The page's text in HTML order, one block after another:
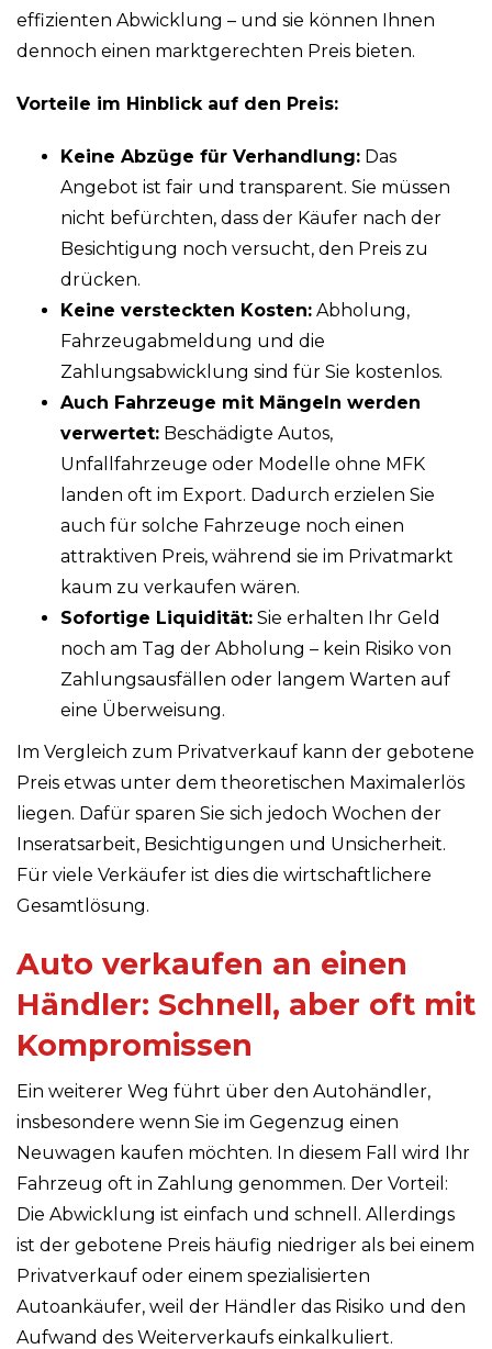
effizienten Abwicklung – und sie können Ihnen
dennoch einen marktgerechten Preis bieten.
Vorteile im Hinblick auf den Preis:
Keine Abzüge für Verhandlung: Das
Angebot ist fair und transparent. Sie müssen
nicht befürchten, dass der Käufer nach der
Besichtigung noch versucht, den Preis zu
drücken.
Keine versteckten Kosten: Abholung,
Fahrzeugabmeldung und die
Zahlungsabwicklung sind für Sie kostenlos.
Auch Fahrzeuge mit Mängeln werden
verwertet: Beschädigte Autos,
Unfallfahrzeuge oder Modelle ohne MFK
landen oft im Export. Dadurch erzielen Sie
auch für solche Fahrzeuge noch einen
attraktiven Preis, während sie im Privatmarkt
kaum zu verkaufen wären.
Sofortige Liquidität: Sie erhalten Ihr Geld
noch am Tag der Abholung – kein Risiko von
Zahlungsausfällen oder langem Warten auf
eine Überweisung.
Im Vergleich zum Privatverkauf kann der gebotene
Preis etwas unter dem theoretischen Maximalerlös
liegen. Dafür sparen Sie sich jedoch Wochen der
Inseratsarbeit, Besichtigungen und Unsicherheit.
Für viele Verkäufer ist dies die wirtschaftlichere
Gesamtlösung.
Auto verkaufen an einen
Händler: Schnell, aber oft mit
Kompromissen
Ein weiterer Weg führt über den Autohändler,
insbesondere wenn Sie im Gegenzug einen
Neuwagen kaufen möchten. In diesem Fall wird Ihr
Fahrzeug oft in Zahlung genommen. Der Vorteil:
Die Abwicklung ist einfach und schnell. Allerdings
ist der gebotene Preis häufig niedriger als bei einem
Privatverkauf oder einem spezialisierten
Autoankäufer, weil der Händler das Risiko und den
Aufwand des Weiterverkaufs einkalkuliert.